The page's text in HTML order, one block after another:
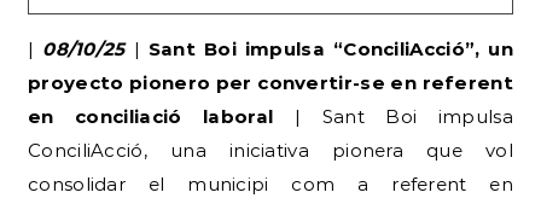
| 08/10/25| Sant Boi impulsa “ConciliAcció”, un
proyecto pionero per convertir-se en referent
en conciliació laboral | Sant Boi impulsa
ConciliAcció, una iniciativa pionera que vol
consolidar el municipi com a referent en